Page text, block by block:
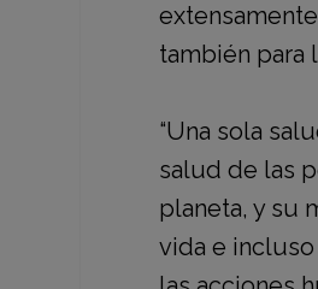
también para
“Una sola
salud de las
planeta, y su
vida e